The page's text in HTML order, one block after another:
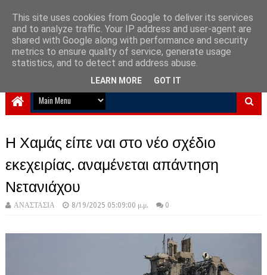
NewPlanet09
Ειδήσεις νέα από την Ελλάδα και τον κόσμο
Η Χαμάς είπε ναι στο νέο σχέδιο
εκεχειρίας. αναμένεται απάντηση
Νετανιάχου
ΑΝΑΣΤΑΣΙΑ 8/19/2025 05:09:00 μ.μ. 0
This site uses cookies from Google to deliver its services
and to analyze traffic. Your IP address and user-agent are
shared with Google along with performance and security
metrics to ensure quality of service, generate usage
statistics, and to detect and address abuse.
LEARN MORE GOT IT